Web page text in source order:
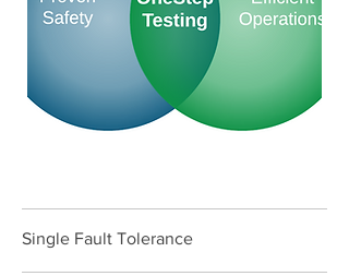
Single Fault Tolerance